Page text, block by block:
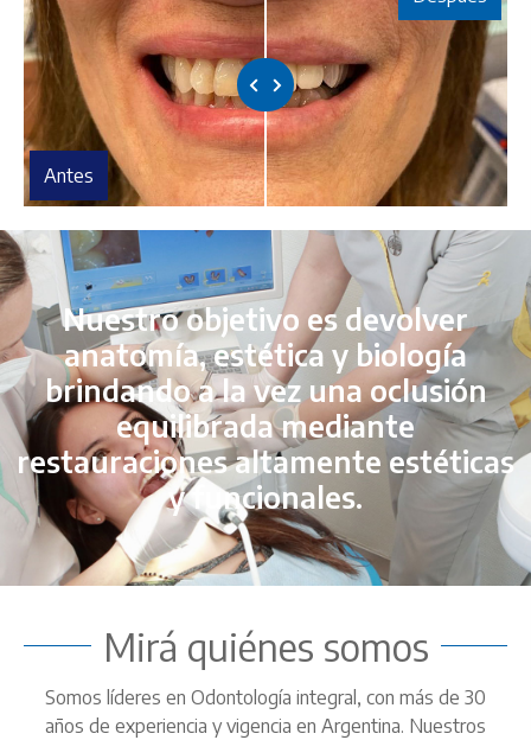
Antes
Nuestro objetivo es devolver
anatomía, estética y biología
brindando a la vez una oclusión
equilibrada mediante
restauraciones altamente estéticas
y funcionales.
Mirá quiénes somos
Somos líderes en Odontología integral, con más de 30
años de experiencia y vigencia en Argentina. Nuestros